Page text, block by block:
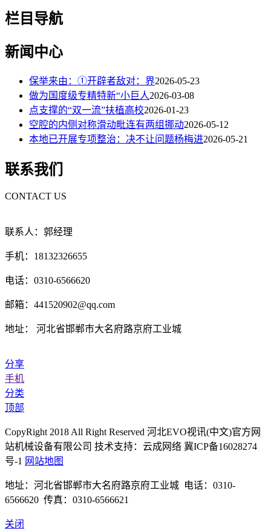
栏目导航
新闻中心
保举来由：①开辟者敌对：界2026-05-23
做为国度级专精特新“小巨人2026-03-08
点支撑的“双一流”扶植高校2026-01-23
空腔的内侧对称滑动毗连有两组挪动2026-05-12
本地已开展专项整治：决不让问题杨梅进2026-05-21
联系我们
CONTACT US
联系人：郭经理
手机：18132326655
电话：0310-6566620
邮箱：441520902@qq.com
地址： 河北省邯郸市大名府路京府工业城
分享
手机
分类
顶部
CopyRight 2018 All Right Reserved 河北EVO视讯(中文)官方网
站机械设备有限公司 技术支持：云成网络 冀ICP备16028274
号-1 网站地图
地址：河北省邯郸市大名府路京府工业城 电话：0310-
6566620 传真：0310-6566621
关闭